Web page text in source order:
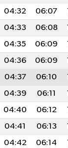
04:32 06:07
04:33 06:08
04:35 06:09
04:36 06:09
04:37 06:10
04:39 06:11
04:40 06:12
04:41 06:13
04:42 06:14